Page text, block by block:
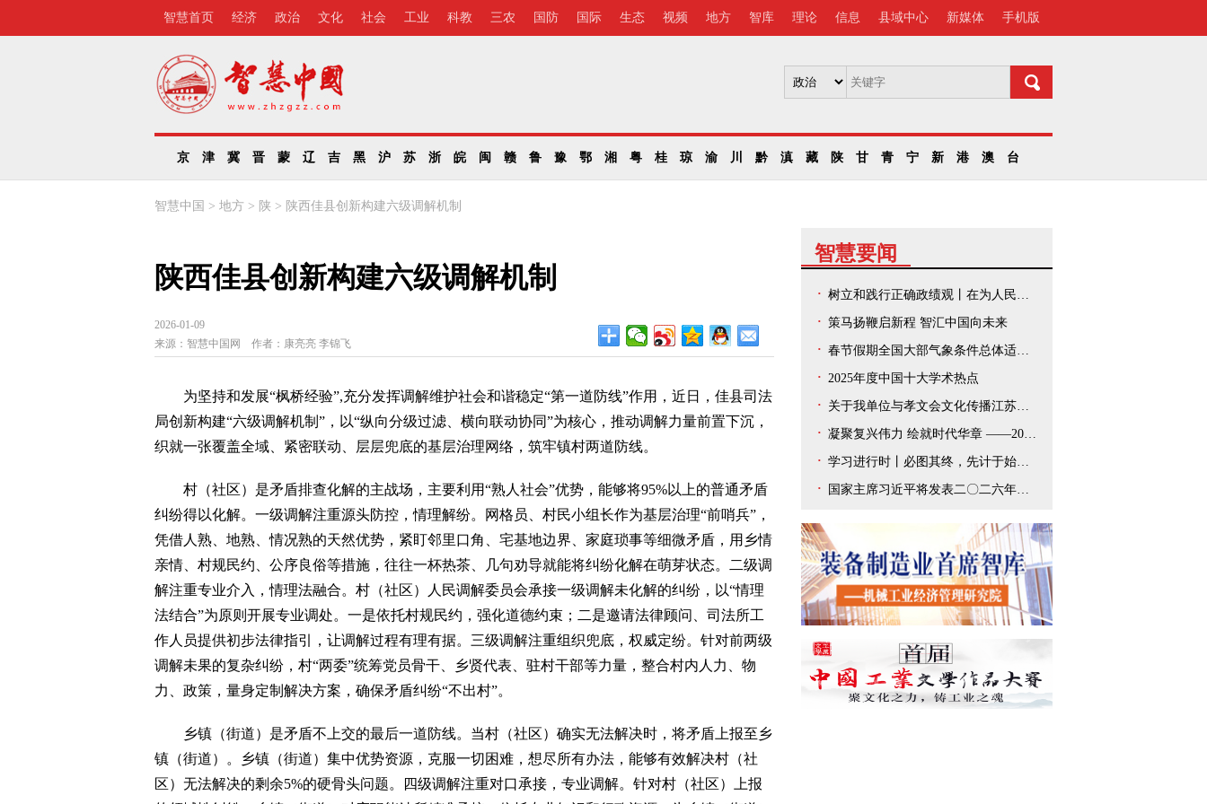
智慧首页 经济 政治 文化 社会 工业 科教 三农 国防 国际 生态 视频 地方 智库 理论 信息 县域中心 新媒体 手机版
京 津 冀 晋 蒙 辽 吉 黑 沪 苏 浙 皖 闽 赣 鲁 豫 鄂 湘 粤 桂 琼 渝 川 黔 滇 藏 陕 甘 青 宁 新 港 澳 台
智慧中国 > 地方 > 陕 > 陕西佳县创新构建六级调解机制
陕西佳县创新构建六级调解机制
2026-01-09
来源： 智慧中国网 作者： 康亮亮 李锦飞
为坚持和发展“枫桥经验”,充分发挥调解维护社会和谐稳定“第一道防线”作用，近日，佳县司法
局创新构建“六级调解机制”，以“纵向分级过滤、横向联动协同”为核心，推动调解力量前置下沉，
织就一张覆盖全域、紧密联动、层层兜底的基层治理网络，筑牢镇村两道防线。
村（社区）是矛盾排查化解的主战场，主要利用“熟人社会”优势，能够将95%以上的普通矛盾
纠纷得以化解。一级调解注重源头防控，情理解纷。网格员、村民小组长作为基层治理“前哨兵”，
凭借人熟、地熟、情况熟的天然优势，紧盯邻里口角、宅基地边界、家庭琐事等细微矛盾，用乡情
亲情、村规民约、公序良俗等措施，往往一杯热茶、几句劝导就能将纠纷化解在萌芽状态。二级调
解注重专业介入，情理法融合。村（社区）人民调解委员会承接一级调解未化解的纠纷，以“情理
法结合”为原则开展专业调处。一是依托村规民约，强化道德约束；二是邀请法律顾问、司法所工
作人员提供初步法律指引，让调解过程有理有据。三级调解注重组织兜底，权威定纷。针对前两级
调解未果的复杂纠纷，村“两委”统筹党员骨干、乡贤代表、驻村干部等力量，整合村内人力、物
力、政策，量身定制解决方案，确保矛盾纠纷“不出村”。
乡镇（街道）是矛盾不上交的最后一道防线。当村（社区）确实无法解决时，将矛盾上报至乡
镇（街道）。乡镇（街道）集中优势资源，克服一切困难，想尽所有办法，能够有效解决村（社
区）无法解决的剩余5%的硬骨头问题。四级调解注重对口承接，专业调解。针对村（社区）上报
智慧要闻
树立和践行正确政绩观丨在为人民出政绩、以实干出政绩上走在前、作示范——中央和国家机关、人民团体扎实开展树立和践行正确政绩观学习教育
策马扬鞭启新程 智汇中国向未来
春节假期全国大部气象条件总体适宜出游
2025年度中国十大学术热点
关于我单位与孝文会文化传播江苏有限公司解除合作协议的声明
凝聚复兴伟力 绘就时代华章 ——2025年宣传思想文化事业开创新局面
学习进行时丨必图其终，先计于始——总书记新年贺词给我们以深刻启迪
国家主席习近平将发表二〇二六年新年贺词